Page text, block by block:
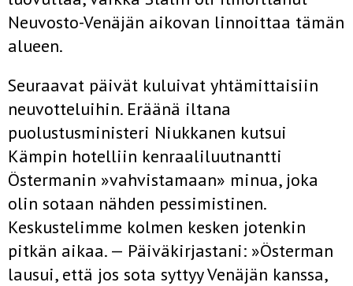
Neuvosto-Venäjän aikovan linnoittaa tämän
alueen.
Seuraavat päivät kuluivat yhtämittaisiin
neuvotteluihin. Eräänä iltana
puolustusministeri Niukkanen kutsui
Kämpin hotelliin kenraali­luutnantti
Östermanin »vahvistamaan» minua, joka
olin sotaan nähden pessimistinen.
Keskustelimme kolmen kesken jotenkin
pitkän aikaa. — Päiväkirjastani: »Österman
lausui, että jos sota syttyy Venäjän kanssa,